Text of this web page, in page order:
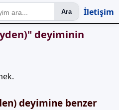
Ara İletişim
deyiminin
deyimine benzer